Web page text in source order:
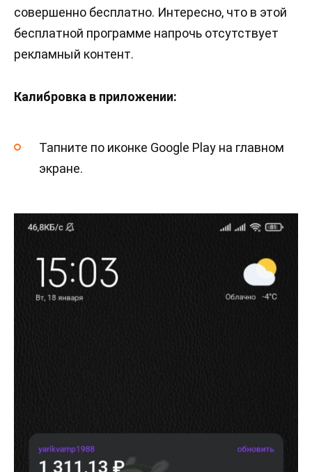
совершенно бесплатно. Интересно, что в этой
бесплатной программе напрочь отсутствует
рекламный контент.
Калибровка в приложении:
Тапните по иконке Google Play на главном
экране.